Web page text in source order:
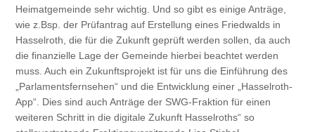
Heimatgemeinde sehr wichtig. Und so gibt es einige Anträge,
wie z.Bsp. der Prüfantrag auf Erstellung eines Friedwalds in
Hasselroth, die für die Zukunft geprüft werden sollen, da auch
die finanzielle Lage der Gemeinde hierbei beachtet werden
muss. Auch ein Zukunftsprojekt ist für uns die Einführung des
„Parlamentsfernsehen“ und die Entwicklung einer „Hasselroth-
App“. Dies sind auch Anträge der SWG-Fraktion für einen
weiteren Schritt in die digitale Zukunft Hasselroths“ so